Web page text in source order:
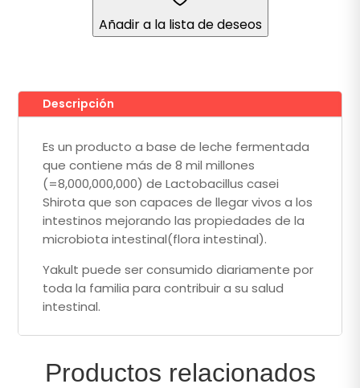
Añadir a la lista de deseos
Descripción
Es un producto a base de leche fermentada
que contiene más de 8 mil millones
(=8,000,000,000) de Lactobacillus casei
Shirota que son capaces de llegar vivos a los
intestinos mejorando las propiedades de la
microbiota intestinal(flora intestinal).
Yakult puede ser consumido diariamente por
toda la familia para contribuir a su salud
intestinal.
Productos relacionados